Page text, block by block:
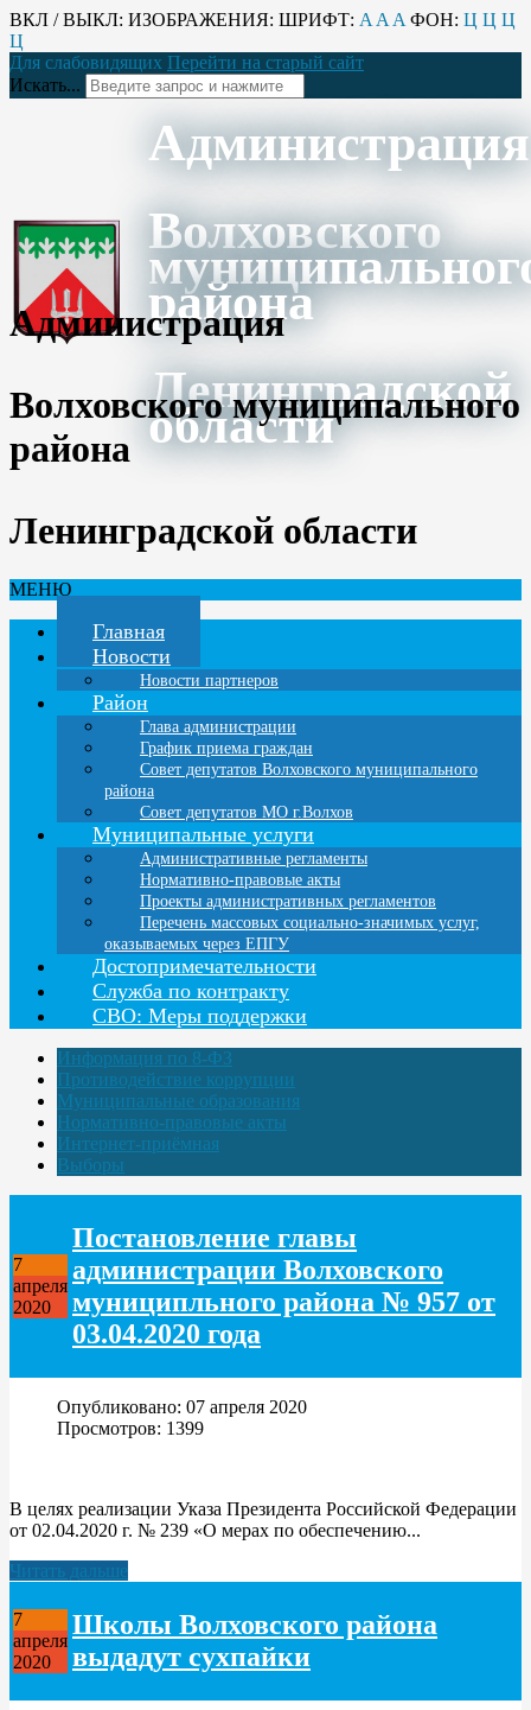
ВКЛ / ВЫКЛ: ИЗОБРАЖЕНИЯ: ШРИФТ: A A A ФОН: Ц Ц Ц
Ц
Для слабовидящих Перейти на старый сайт
Искать...
Администрация
Волховского
района
Ленинградской
области
Администрация
Волховского муниципального
района
Ленинградской области
МЕНЮ
Главная
Новости
Новости партнеров
Район
Глава администрации
График приема граждан
Совет депутатов Волховского муниципального
района
Совет депутатов МО г.Волхов
Муниципальные услуги
Административные регламенты
Нормативно-правовые акты
Проекты административных регламентов
Перечень массовых социально-значимых услуг,
оказываемых через ЕПГУ
Достопримечательности
Служба по контракту
СВО: Меры поддержки
Информация по 8-ФЗ
Противодействие коррупции
Муниципальные образования
Нормативно-правовые акты
Интернет-приёмная
Выборы
7
апреля
2020
Постановление главы
администрации Волховского
муниципльного района № 957 от
03.04.2020 года
Опубликовано: 07 апреля 2020
Просмотров: 1399
В целях реализации Указа Президента Российской Федерации
от 02.04.2020 г. № 239 «О мерах по обеспечению...
Читать дальше
7
апреля
2020
Школы Волховского района
выдадут сухпайки